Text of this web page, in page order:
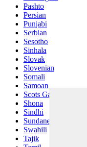
Pashto
Persian
Punjabi
Serbian
Sesotho
Sinhala
Slovak
Slovenian
Somali
Samoan
Scots Gaelic
Shona
Sindhi
Sundanese
Swahili
Tajik